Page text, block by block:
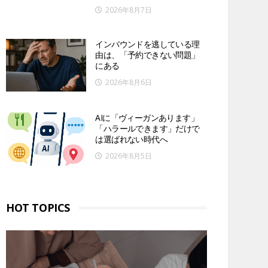
2026年8月7日
インバウンドを逃している理
由は、「予約できない問題」
にある
2026年8月6日
AIに「ヴィーガンあります」
「ハラールできます」だけで
は選ばれない時代へ
2026年8月5日
HOT TOPICS